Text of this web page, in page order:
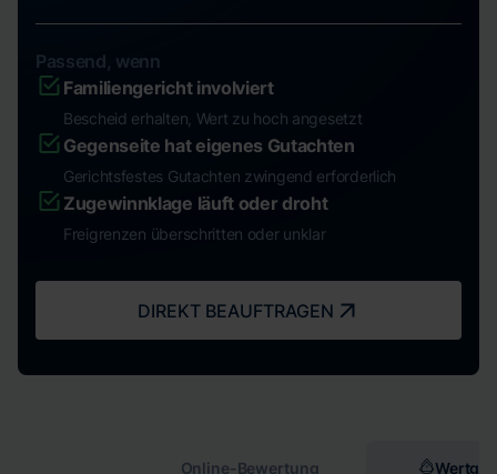
Passend, wenn
Familiengericht involviert
Bescheid erhalten, Wert zu hoch angesetzt
Gegenseite hat eigenes Gutachten
Gerichtsfestes Gutachten zwingend erforderlich
Zugewinnklage läuft oder droht
Freigrenzen überschritten oder unklar
DIREKT BEAUFTRAGEN
Online-Bewertung